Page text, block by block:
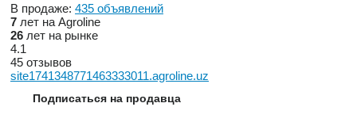
В продаже: 435 объявлений
7 лет на Agroline
26 лет на рынке
4.1
45 отзывов
site1741348771463333011.agroline.uz
Подписаться на продавца